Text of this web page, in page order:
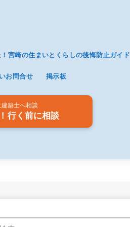
宮崎の住まいとくらしの後悔防止ガイド
お問合せ 掲示板
築士へ相談
行く前に相談